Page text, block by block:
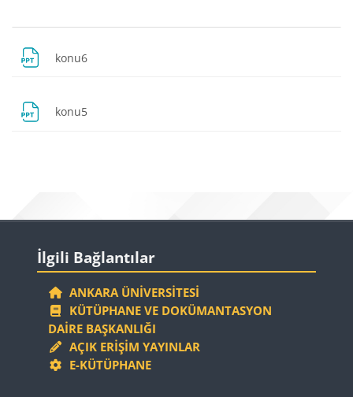
Bloklar
Bölüm anahatları
konu6
konu5
Bloklar
İlgili Bağlantılar
ANKARA ÜNIVERSITESI
KÜTÜPHANE VE DOKÜMANTASYON
DAIRE BAŞKANLIĞI
AÇIK ERIŞIM YAYINLAR
E-KÜTÜPHANE